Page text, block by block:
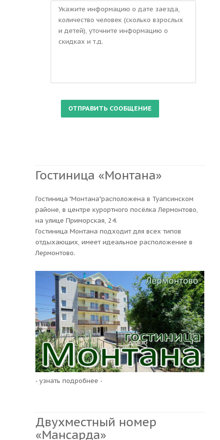
Гостиница «Монтана»
Гостиница "Монтана"расположена в Туапсинском
районе, в центре курортного посёлка Лермонтово,
на улице Приморская, 24.
Гостиница Монтана подходит для всех типов
отдыхающих, имеет идеальное расположение в
Лермонтово.
- узнать подробнее -
Двухместный номер
«Мансарда»